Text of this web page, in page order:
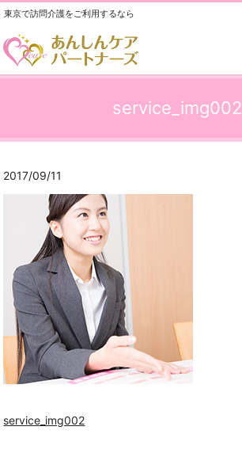
東京で訪問介護をご利用するなら
service_img002
2017/09/11
service_img002